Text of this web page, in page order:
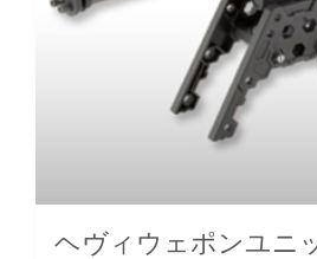
ヘヴィウェポンユニ